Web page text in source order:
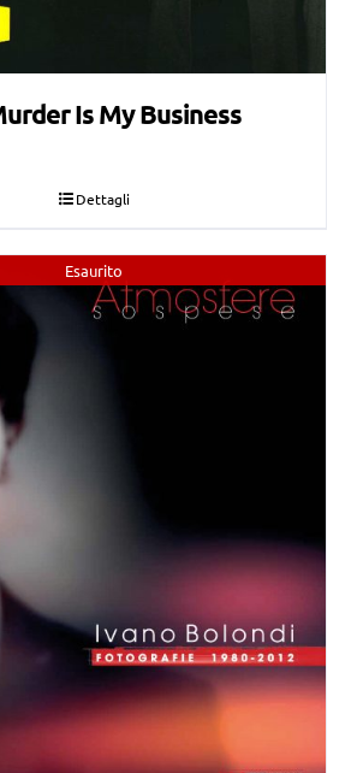
Is My Business
Dettagli
Esaurito